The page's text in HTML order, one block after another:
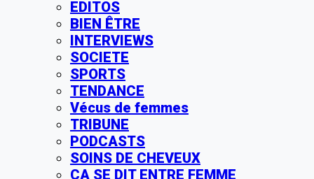
EDITOS
BIEN ÊTRE
INTERVIEWS
SOCIETE
SPORTS
TENDANCE
Vécus de femmes
TRIBUNE
PODCASTS
SOINS DE CHEVEUX
CA SE DIT ENTRE FEMME